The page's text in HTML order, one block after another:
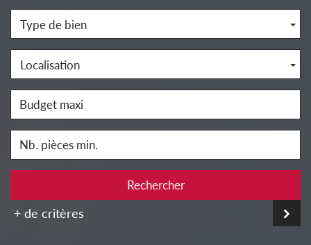
Type de bien
Localisation
Rechercher
+ de critères